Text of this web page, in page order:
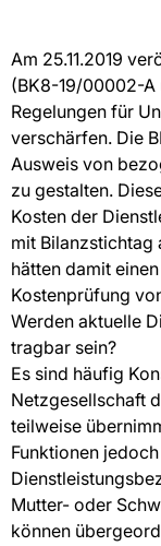
Am 25.11.2019
(BK8-19/00002-A
Regelungen für
verschärfen. Die
Ausweis von
zu gestalten.
Kosten der
mit Bilanzstichtag
hätten damit
Kostenprüfung
Werden aktuelle
tragbar sein?
Es sind häufig
Netzgesellschaft
teilweise
Funktionen
Mutter- oder
können